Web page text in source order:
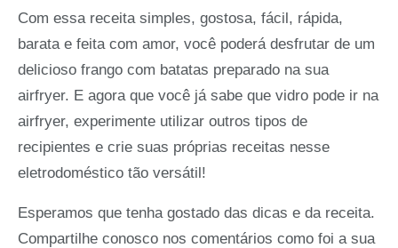
Com essa receita simples, gostosa, fácil, rápida,
barata e feita com amor, você poderá desfrutar de um
delicioso frango com batatas preparado na sua
airfryer. E agora que você já sabe que vidro pode ir na
airfryer, experimente utilizar outros tipos de
recipientes e crie suas próprias receitas nesse
eletrodoméstico tão versátil!
Esperamos que tenha gostado das dicas e da receita.
Compartilhe conosco nos comentários como foi a sua